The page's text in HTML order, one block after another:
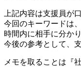
上記内容は支援員が
今回のキーワードは、
時間内に相手に分か
今後の参考として、
メモを取ることは『